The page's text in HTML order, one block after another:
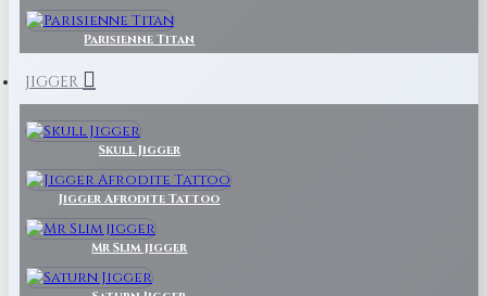
Parisienne Titan
JIGGER
Skull Jigger
Jigger Afrodite Tattoo
Mr Slim jigger